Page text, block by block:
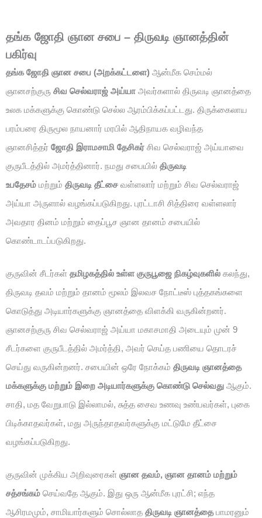
தங்க ஜோதி ஞான சபை – திருவடி ஞானத்தின்
பகிர்வு
தங்க ஜோதி ஞான சபை (அறக்கட்டளை) ஆன்மீக செம்மல்
ஞானசற்குரு சிவ செல்வராஜ் அய்யா அவர்களால் திருவடி ஞானத்தை
உலக மக்களுக்கு கொண்டு செல்ல ஆரம்பிக்கப்பட்டது. திருக்கைலாய
பரம்பரை திருமூல நாயனார் மரபில் ஆதிநாயக வழிவந்த
ஞானசித்தர் ஜோதி இராமசாமி தேசிகர் சிவ செல்வராஜ் அய்யாவை
குருபீடத்தில் அமர்த்தினார். நமது சபையில் திருவடி
உபதேசம் மற்றும் திருவடி தீட்சை வள்ளலார் மற்றும் சிவ செல்வராஜ்
அய்யா அருளால் வழங்கப்படுகிறது. புரட்டாசி சித்திரை வள்ளலார்
அவதார தினம் மற்றும் தைப்பூச ஞான தானம் சபையில்
கொண்டாடப்படுகிறது.
குருவின் சீடர்கள் தமிழகத்தில் உள்ள குருபூஜை நிகழ்வுகளில் கலந்து,
திருவடி தவம் மற்றும் தானம் மூலம் இலவச நோட்டீஸ் புத்தகங்களை
கொடுத்து அடியார்களுக்கு ஞானத்தை விளக்கி வருகின்றனர்.
ஞானசற்குரு சிவ செல்வராஜ் அய்யா மகாசமாதி அடையும் முன் 9
சீடர்களை குருபீடத்தில் அமர்த்தி, அவர் செய்த பணியை தொடரச்
செய்து வருகின்றனர். சபையின் ஒரே நோக்கம் திருவடி ஞானத்தை
மக்களுக்கு மற்றும் இறை அடியார்களுக்கு கொண்டு செல்வது ஆகும்.
சாதி, மத வேறுபாடு இல்லாமல், சுத்த சைவ உணவு உண்பவர்கள், புகை
பிடிக்காதவர்கள், மது அருந்தாதவர்களுக்கு மட்டுமே தீட்சை
வழங்கப்படுகிறது.
குருவின் முக்கிய அறிவுரைகள் ஞான தவம், ஞான தானம் மற்றும்
சத்சங்கம் செய்வதே ஆகும். இது ஒரு ஆன்மீக புரட்சி; எந்த
ஆசிரமமும், சாமியார்களும் சொல்லாத திருவடி ஞானத்தைபாமரனும்